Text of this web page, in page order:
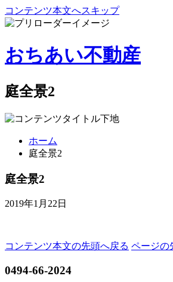
コンテンツ本文へスキップ
おちあい不動産
庭全景2
ホーム
庭全景2
庭全景2
2019年1月22日
コンテンツ本文の先頭へ戻る ページの
0494-66-2024